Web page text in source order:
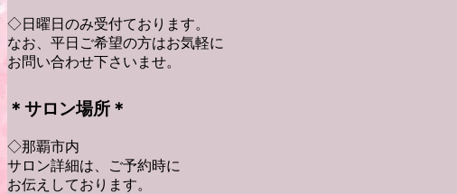
◇日曜日のみ受付ております。
なお、平日ご希望の方はお気軽に
お問い合わせ下さいませ。
＊サロン場所＊
◇那覇市内
サロン詳細は、ご予約時に
お伝えしております。